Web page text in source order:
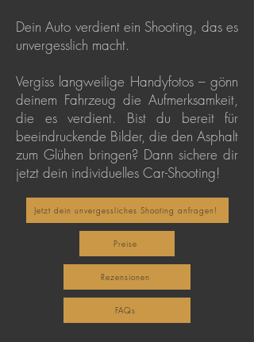
Dein Auto verdient ein Shooting, das es
unvergesslich macht.
Vergiss langweilige Handyfotos – gönn
deinem Fahrzeug die Aufmerksamkeit,
die es verdient. Bist du bereit für
beeindruckende Bilder, die den Asphalt
zum Glühen bringen? Dann sichere dir
jetzt dein individuelles Car-Shooting!
Jetzt dein unvergessliches Shooting anfragen!
Preise
Rezensionen
FAQs